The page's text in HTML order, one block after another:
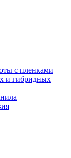
с пленками
и гибридных